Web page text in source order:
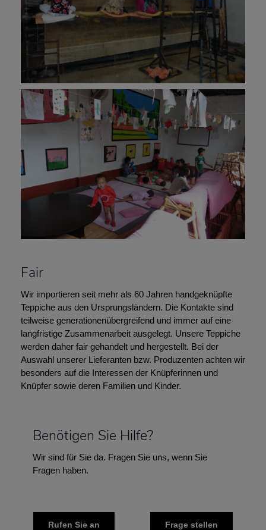
Fair
Wir importieren seit mehr als 60 Jahren handgeknüpfte
Teppiche aus den Ursprungsländern. Die Kontakte sind
teilweise generationenübergreifend und immer auf eine
langfristige Zusammenarbeit ausgelegt. Unsere Teppiche
werden daher fair gehandelt und hergestellt. Bei der
Auswahl unserer Lieferanten bzw. Produzenten achten wir
besonders auf die Interessen der Knüpferinnen und
Knüpfer sowie deren Familien und Kinder.
Benötigen Sie Hilfe?
Wir sind für Sie da. Fragen Sie uns, wenn Sie
Fragen haben.
Rufen Sie an Frage stellen